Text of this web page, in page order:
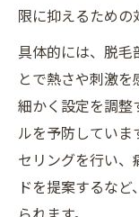
限に抑えるための
具体的には、脱
とで熱さや刺激
細かく設定を調整
ルを予防していま
セリングを行い
ドを提案するな